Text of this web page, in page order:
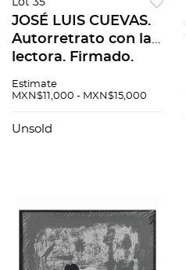
Lot 35
JOSÉ LUIS CUEVAS.
Autorretrato con la
lectora. Firmado.
aguafuerte y
60 cm imagen / 56 x
Estimate
MXN$11,000 - MXN$15,000
Unsold